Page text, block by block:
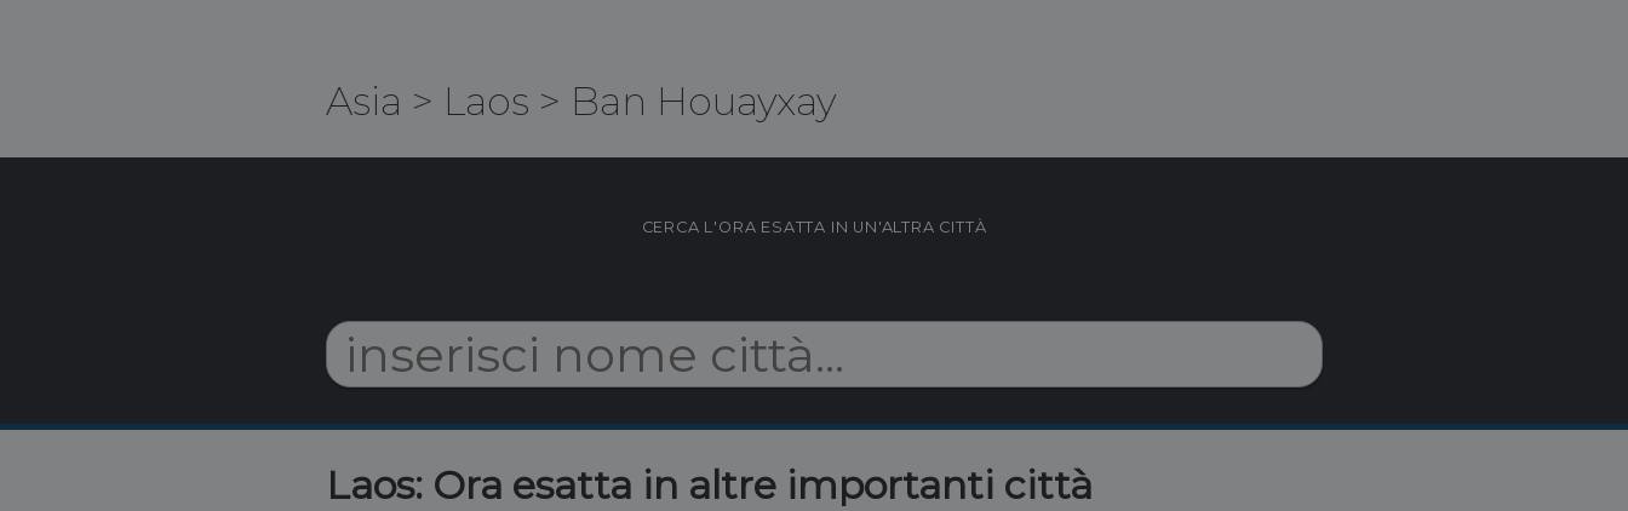
Asia > Laos > Ban Houayxay
CERCA L'ORA ESATTA IN UN'ALTRA CITTÀ
Laos: Ora esatta in altre importanti città